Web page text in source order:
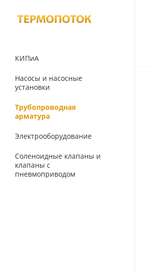
КИПиА
Насосы и насосные
установки
Трубопроводная
арматура
Электрооборудование
Соленоидные клапаны и
клапаны с
пневмоприводом